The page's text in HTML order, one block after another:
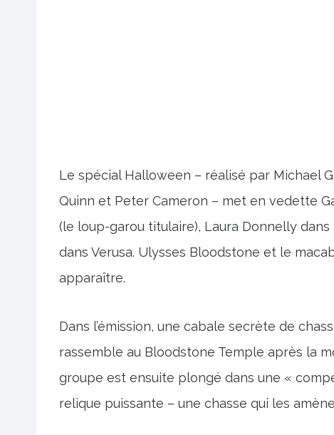
Le spécial Halloween – réalisé par Michael
Quinn et Peter Cameron – met en vedette
(le loup-garou titulaire), Laura Donnelly
dans Verusa. Ulysses Bloodstone et le
apparaître.
Dans l’émission, une cabale secrète de
rassemble au Bloodstone Temple après la
groupe est ensuite plongé dans une «
relique puissante – une chasse qui les